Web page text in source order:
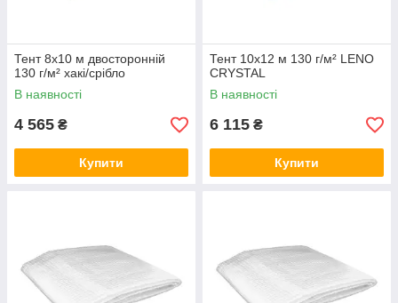
Тент 8х10 м двосторонній
130 г/м² хакі/срібло
В наявності
4 565 ₴
Купити
Тент 10х12 м 130 г/м² LENO
CRYSTAL
В наявності
6 115 ₴
Купити